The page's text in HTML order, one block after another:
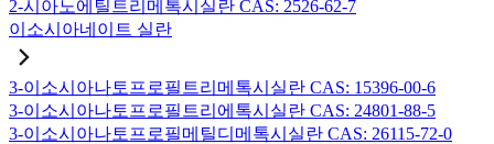
2-시아노에틸트리메톡시실란 CAS: 2526-62-7
이소시아네이트 실란
3-이소시아나토프로필트리메톡시실란 CAS: 15396-00-6
3-이소시아나토프로필트리에톡시실란 CAS: 24801-88-5
3-이소시아나토프로필메틸디메톡시실란 CAS: 26115-72-0